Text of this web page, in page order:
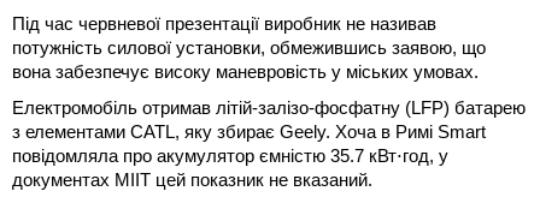
Під час червневої презентації виробник не називав
потужність силової установки, обмежившись заявою, що
вона забезпечує високу маневровість у міських умовах.
Електромобіль отримав літій-залізо-фосфатну (LFP) батарею
з елементами CATL, яку збирає Geely. Хоча в Римі Smart
повідомляла про акумулятор ємністю 35.7 кВт⋅год, у
документах MIIT цей показник не вказаний.